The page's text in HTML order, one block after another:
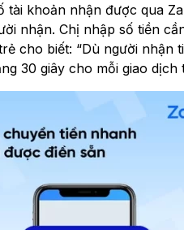
khoản nhận được qua
nhận. Chị nhập số tiền
cho biết: “Dù người nhận
30 giây cho mỗi giao dịch